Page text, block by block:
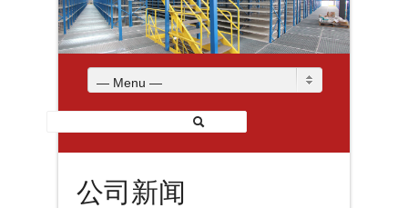
— Menu —
公司新闻